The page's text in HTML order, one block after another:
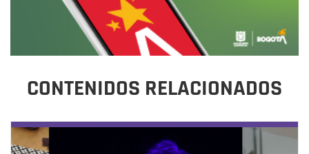
CONTENIDOS RELACIONADOS